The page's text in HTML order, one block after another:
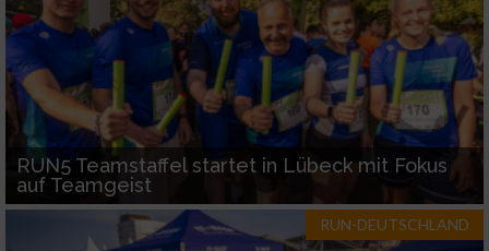
RUN5 Teamstaffel startet in Lübeck mit Fokus
auf Teamgeist
RUN-DEUTSCHLAND